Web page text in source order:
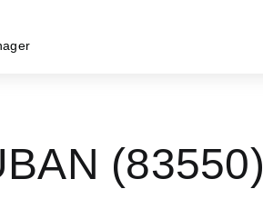
(83550)